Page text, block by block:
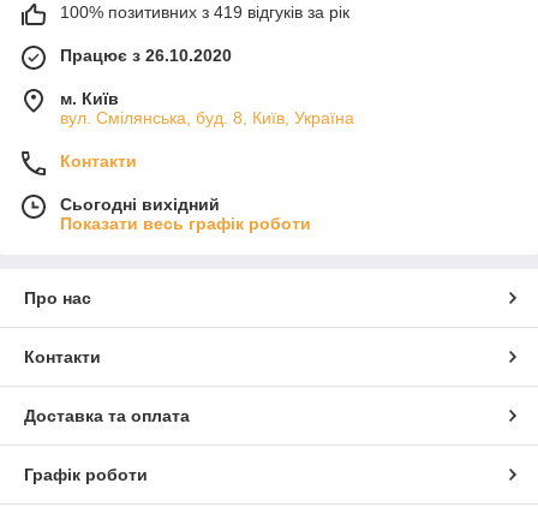
100% позитивних з 419 відгуків за рік
Працює з 26.10.2020
м. Київ
вул. Смілянська, буд. 8, Київ, Україна
Контакти
Сьогодні вихідний
Показати весь графік роботи
Про нас
Контакти
Доставка та оплата
Графік роботи